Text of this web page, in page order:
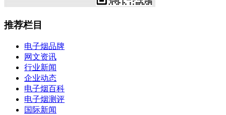
推荐栏目
电子烟品牌
网文资讯
行业新闻
企业动态
电子烟百科
电子烟测评
国际新闻